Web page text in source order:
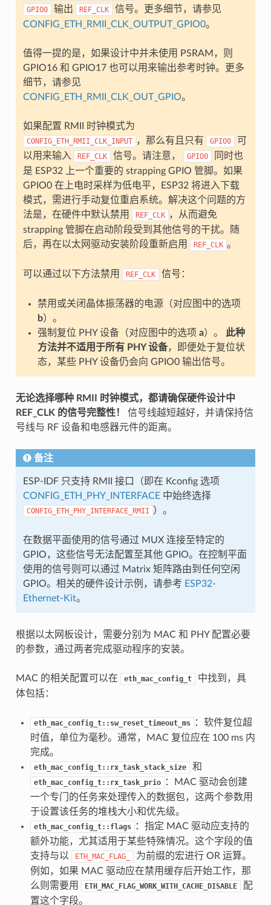
GPIO0 输出 REF_CLK
信号。更多细节，请参见
CONFIG_ETH_RMII_CLK_OUTPUT_GPIO0。
值得一提的是，如果设计中并未使用 PSRAM，则
GPIO16 和 GPIO17 也可以用来输出参考时钟。更多
细节，请参见
CONFIG_ETH_RMII_CLK_OUT_GPIO。
如果配置 RMII 时钟模式为
CONFIG_ETH_RMII_CLK_INPUT ，那么有且只有 GPIO0
可
以用来输入
REF_CLK 信号。请注意， GPIO0
同时也
是 ESP32 上一个重要的 strapping GPIO 管脚。如果
GPIO0 在上电时采样为低电平，ESP32 将进入下载
模式，需进行手动复位重启系统。解决这个问题的方
法是，在硬件中默认禁用
REF_CLK ，从而避免
strapping 管脚在启动阶段受到其他信号的干扰。随
后，再在以太网驱动安装阶段重新启用
REF_CLK 。
可以通过以下方法禁用 REF_CLK 信号：
禁用或关闭晶体振荡器的电源（对应图中的选项
b）。
强制复位 PHY 设备（对应图中的选项 a）。
此种
方法并不适用于所有 PHY 设备，即便处于复位状
态，某些 PHY 设备仍会向 GPIO0 输出信号。
无论选择哪种 RMII 时钟模式，都请确保硬件设计中
REF_CLK 的信号完整性！
信号线越短越好，并请保持信
号线与 RF 设备和电感器元件的距离。
备注
ESP-IDF 只支持 RMII 接口（即在 Kconfig 选项
CONFIG_ETH_PHY_INTERFACE中始终选择
CONFIG_ETH_PHY_INTERFACE_RMII ）。
在数据平面使用的信号通过 MUX 连接至特定的
GPIO，这些信号无法配置至其他 GPIO。在控制平面
使用的信号则可以通过 Matrix 矩阵路由到任何空闲
GPIO。相关的硬件设计示例，请参考 ESP32-
Ethernet-Kit。
根据以太网板设计，需要分别为 MAC 和 PHY 配置必要
的参数，通过两者完成驱动程序的安装。
MAC 的相关配置可以在 eth_mac_config_t
中找到，具
体包括：
eth_mac_config_t::sw_reset_timeout_ms
：软件复位超
时值，单位为毫秒。通常，MAC 复位应在 100 ms 内
完成。
eth_mac_config_t::rx_task_stack_size 和
eth_mac_config_t::rx_task_prio
：MAC 驱动会创建
一个专门的任务来处理传入的数据包，这两个参数用
于设置该任务的堆栈大小和优先级。
eth_mac_config_t::flags
：指定 MAC 驱动应支持的
额外功能，尤其适用于某些特殊情况。这个字段的值
支持与以
ETH_MAC_FLAG_
为前缀的宏进行 OR 运算。
例如，如果 MAC 驱动应在禁用缓存后开始工作，那
么则需要用
ETH_MAC_FLAG_WORK_WITH_CACHE_DISABLE
配
置这个字段。